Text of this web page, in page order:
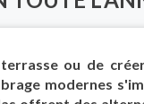
ou de
modernes